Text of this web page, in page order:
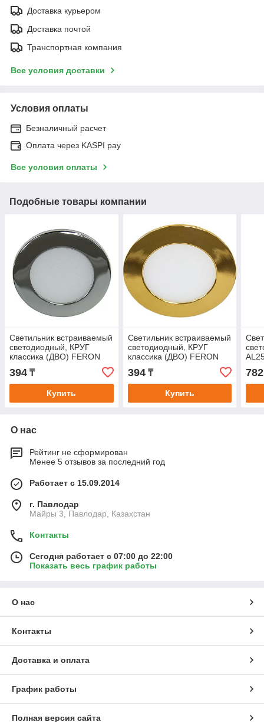
Доставка курьером
Доставка почтой
Транспортная компания
Все условия доставки
Условия оплаты
Безналичный расчет
Оплата через KASPI pay
Все условия оплаты
Подобные товары компании
Светильник встраиваемый
светодиодный, КРУГ
классика (ДВО) FERON
AL500 3W 4000К (белый)
230V 180Lm IP20
394 ₸
Купить
Светильник встраиваемый
светодиодный, КРУГ
классика (ДВО) FERON
AL500, 6W 4000К (белый),
230V, 480Lm, IP20,
394₸
Купить
782
О нас
Рейтинг не сформирован
Менее 5 отзывов за последний год
Работает с 15.09.2014
г. Павлодар
Майры 3, Павлодар, Казахстан
Контакты
Сегодня работает с 07:00 до 22:00
Показать весь график работы
О нас
Контакты
Доставка и оплата
График работы
Полная версия сайта